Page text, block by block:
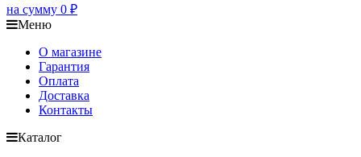
на сумму 0 ₽
Меню
О магазине
Гарантия
Оплата
Доставка
Контакты
Каталог